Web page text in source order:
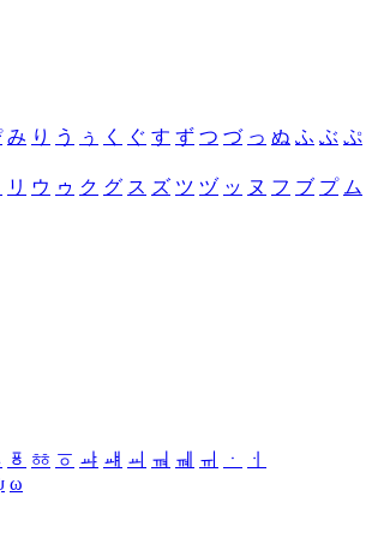
み り う ぅ く ぐ す ず つ づ っ ぬ ふ ぶ ぷ
リ ウ ゥ ク グ ス ズ ツ ヅ ッ ヌ フ ブ プ ム
ㆄ ㆅ ㆆ ㆇ ㆈ ㆉ ㆊ ㆋ ㆌ ㆍ
ㆎ
ω